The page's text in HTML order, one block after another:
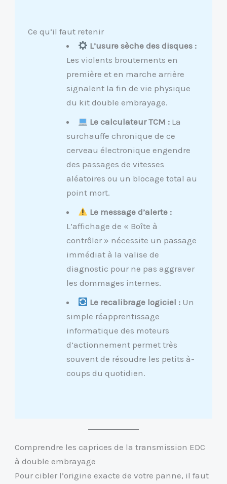
Ce qu’il faut retenir
L’usure sèche des disques :
Les violents broutements en
première et en marche arrière
signalent la fin de vie physique
du kit double embrayage.
Le calculateur TCM : La
surchauffe chronique de ce
cerveau électronique engendre
des passages de vitesses
aléatoires ou un blocage total au
point mort.
Le message d’alerte :
L’affichage de « Boîte à
contrôler » nécessite un passage
immédiat à la valise de
diagnostic pour ne pas aggraver
les dommages internes.
Le recalibrage logiciel : Un
simple réapprentissage
informatique des moteurs
d’actionnement permet très
souvent de résoudre les petits à-
coups du quotidien.
Comprendre les caprices de la transmission EDC
à double embrayage
Pour cibler l’origine exacte de votre panne, il faut